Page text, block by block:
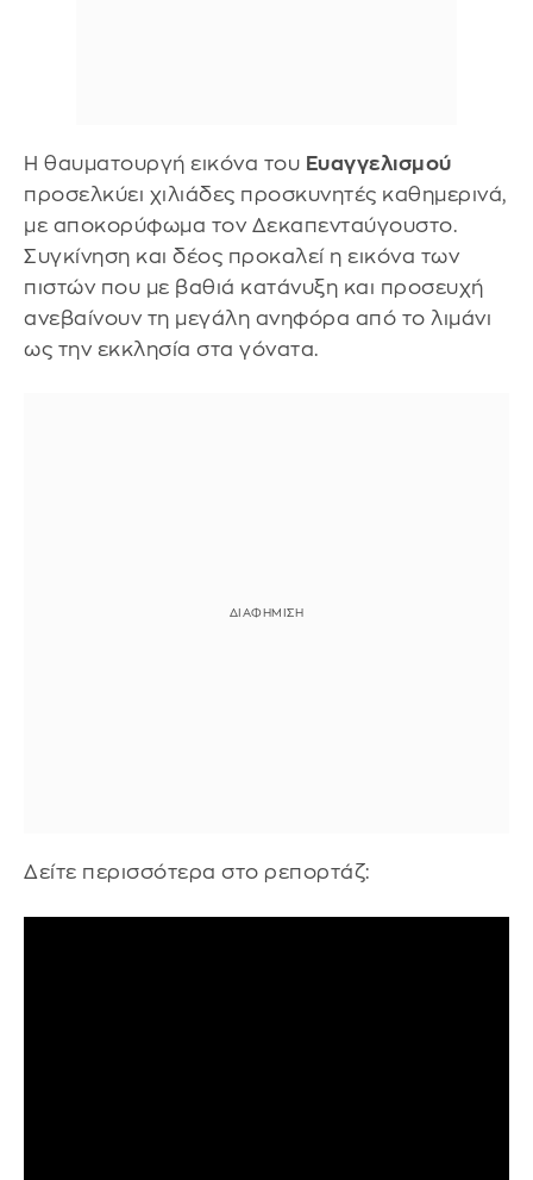
Η θαυματουργή εικόνα του Ευαγγελισμού
προσελκύει χιλιάδες προσκυνητές καθημερινά,
με αποκορύφωμα τον Δεκαπενταύγουστο.
Συγκίνηση και δέος προκαλεί η εικόνα των
πιστών που με βαθιά κατάνυξη και προσευχή
ανεβαίνουν τη μεγάλη ανηφόρα από το λιμάνι
ως την εκκλησία στα γόνατα.
Δείτε περισσότερα στο ρεπορτάζ: